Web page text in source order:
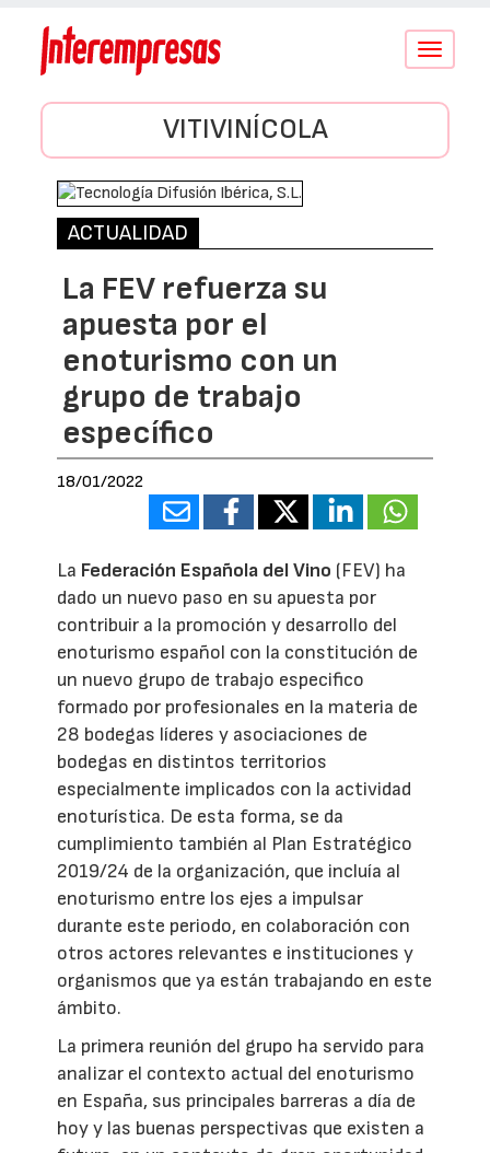
Conmutar
VITIVINÍCOLA
ACTUALIDAD
La FEV refuerza su
apuesta por el
enoturismo con un
grupo de trabajo
específico
18/01/2022
La Federación Española del Vino (FEV) ha
dado un nuevo paso en su apuesta por
contribuir a la promoción y desarrollo del
enoturismo español con la constitución de
un nuevo grupo de trabajo especifico
formado por profesionales en la materia de
28 bodegas líderes y asociaciones de
bodegas en distintos territorios
especialmente implicados con la actividad
enoturística. De esta forma, se da
cumplimiento también al Plan Estratégico
2019/24 de la organización, que incluía al
enoturismo entre los ejes a impulsar
durante este periodo, en colaboración con
otros actores relevantes e instituciones y
organismos que ya están trabajando en este
ámbito.
La primera reunión del grupo ha servido para
analizar el contexto actual del enoturismo
en España, sus principales barreras a día de
hoy y las buenas perspectivas que existen a